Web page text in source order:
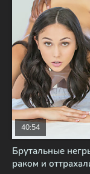
Брутальные
раком и
40:54